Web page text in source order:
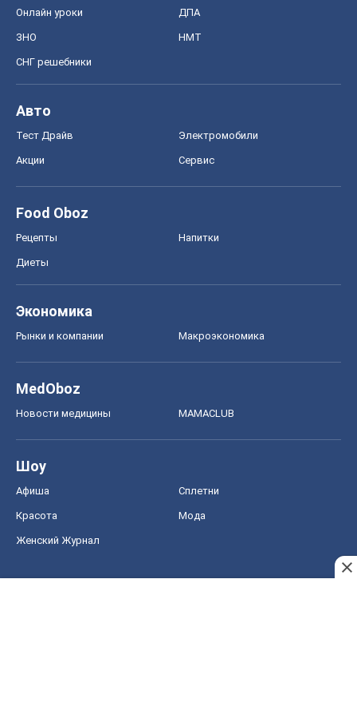
Онлайн уроки ДПА
ЗНО НМТ
СНГ решебники
Авто
Тест Драйв Электромобили
Акции Сервис
Food Oboz
Рецепты Напитки
Диеты
Экономика
Рынки и компании Mакроэкономика
MedOboz
Новости медицины MAMACLUB
Шоу
Афиша Сплетни
Красота Мода
Женский Журнал